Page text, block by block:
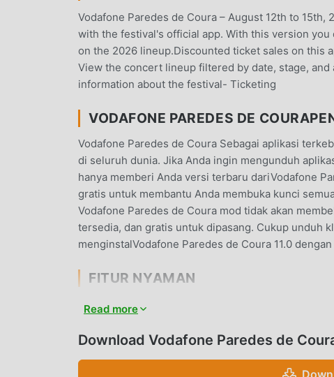
Vodafone Paredes de Coura – August 12th to
with the festival's official app. With this version
on the 2026 lineup.Discounted ticket sales on this
View the concert lineup filtered by date, stage,
information about the festival- Ticketing
VODAFONE PAREDES DE
Vodafone Paredes de Coura Sebagai aplikasi
di seluruh dunia. Jika Anda ingin mengunduh
hanya memberi Anda versi terbaru dariVodafone
gratis untuk membantu Anda membuka kunci
Vodafone Paredes de Coura mod tidak akan
tersedia, dan gratis untuk dipasang. Cukup unduh
menginstalVodafone Paredes de Coura 11.0
FITUR NYAMAN
Vodafone Paredes de Coura Sebagai aplikasi
kaya dan fungsi yang lebih kuat. Anda hanya perlu
mendukung music aplikasi untuk para penggemar
Read more
Download Vodafone Paredes de